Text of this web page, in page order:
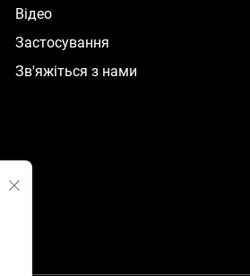
Відео
Застосування
Зв'яжіться з нами